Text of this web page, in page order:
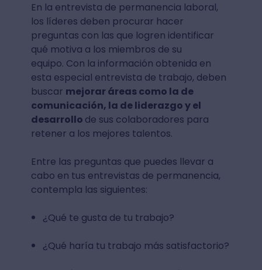
En la entrevista de permanencia laboral,
los líderes deben procurar hacer
preguntas con las que logren identificar
qué motiva a los miembros de su
equipo. Con la información obtenida en
esta especial entrevista de trabajo, deben
buscar mejorar áreas como la de
comunicación, la de liderazgo y el
desarrollo de sus colaboradores para
retener a los mejores talentos.
Entre las preguntas que puedes llevar a
cabo en tus entrevistas de permanencia,
contempla las siguientes:
¿Qué te gusta de tu trabajo?
¿Qué haría tu trabajo más satisfactorio?